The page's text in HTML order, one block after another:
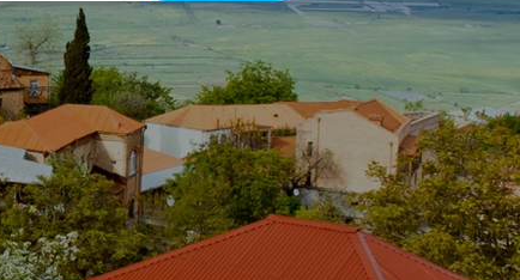
დიდი დანაზოგით